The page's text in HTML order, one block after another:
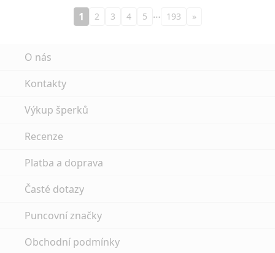
1 2 3 4 5 … 193 »
O nás
Kontakty
Výkup šperků
Recenze
Platba a doprava
Časté dotazy
Puncovní značky
Obchodní podmínky